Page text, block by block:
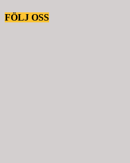
FÖLJ OSS